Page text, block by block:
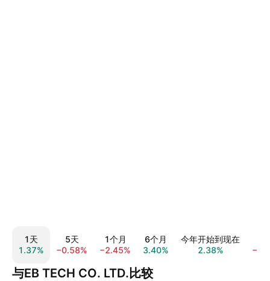
1天
1.37%
5天
−0.58%
1个月
−2.45%
6个月
3.40%
今年开始到现在
2.38%
与EB TECH CO. LTD.比较